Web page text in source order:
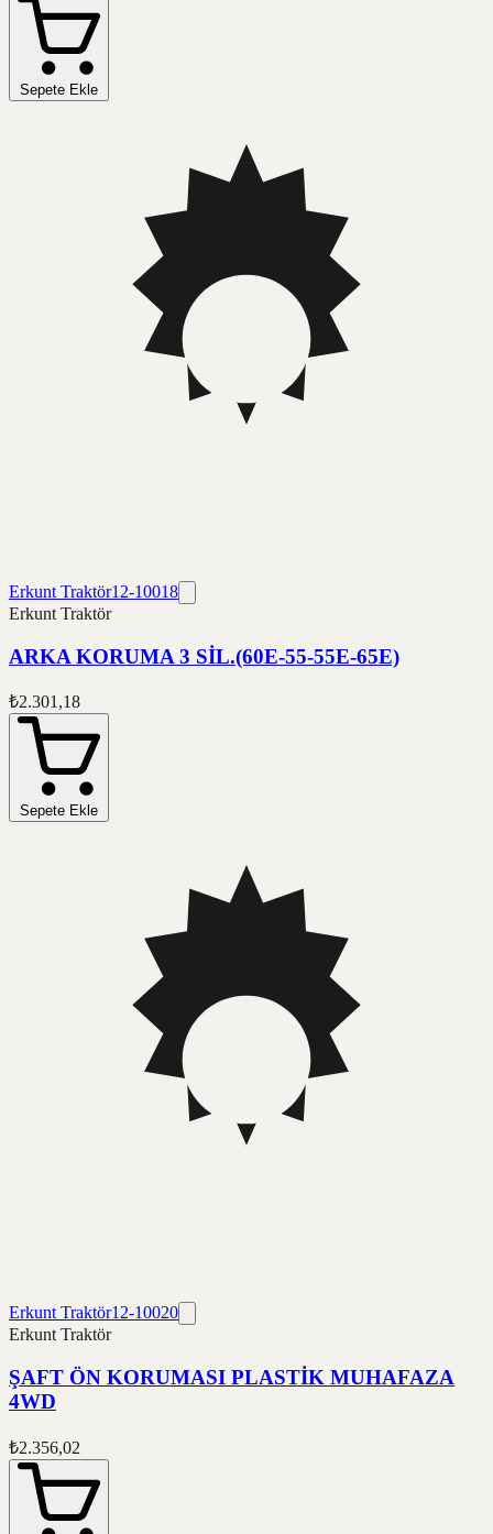
Sepete Ekle
Erkunt Traktör12-10018
Erkunt Traktör
ARKA KORUMA 3 SİL.(60E-55-55E-65E)
₺2.301,18
Sepete Ekle
Erkunt Traktör12-10020
Erkunt Traktör
ŞAFT ÖN KORUMASI PLASTİK MUHAFAZA
4WD
₺2.356,02